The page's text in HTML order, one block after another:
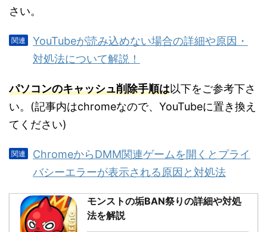
さい。
YouTubeが読み込めない場合の詳細や原因・
対処法について解説！
パソコンのキャッシュ削除手順は以下をご参考下さ
い。(記事内はchromeなので、YouTubeに置き換え
てください)
ChromeからDMM関連ゲームを開くとプライ
バシーエラーが表示される原因と対処法
モンストの垢BAN祭りの詳細や対処
法を解説